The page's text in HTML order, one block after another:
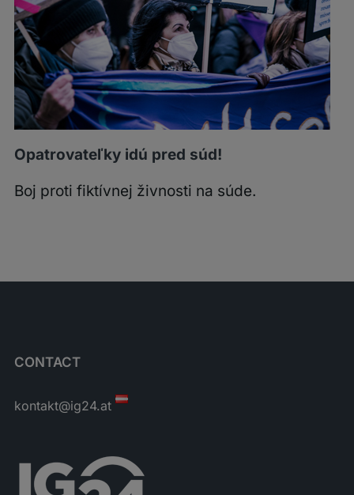
Opatrovateľky idú pred súd!
Boj proti fiktívnej živnosti na súde.
CONTACT
kontakt@ig24.at